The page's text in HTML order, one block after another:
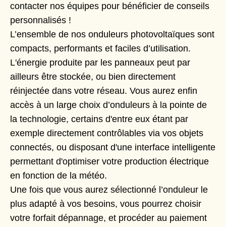
contacter nos équipes pour bénéficier de conseils
personnalisés !
L’ensemble de nos onduleurs photovoltaïques sont
compacts, performants et faciles d’utilisation.
L'énergie produite par les panneaux peut par
ailleurs être stockée, ou bien directement
réinjectée dans votre réseau. Vous aurez enfin
accès à un large choix d’onduleurs à la pointe de
la technologie, certains d'entre eux étant par
exemple directement contrôlables via vos objets
connectés, ou disposant d'une interface intelligente
permettant d'optimiser votre production électrique
en fonction de la météo.
Une fois que vous aurez sélectionné l’onduleur le
plus adapté à vos besoins, vous pourrez choisir
votre forfait dépannage, et procéder au paiement